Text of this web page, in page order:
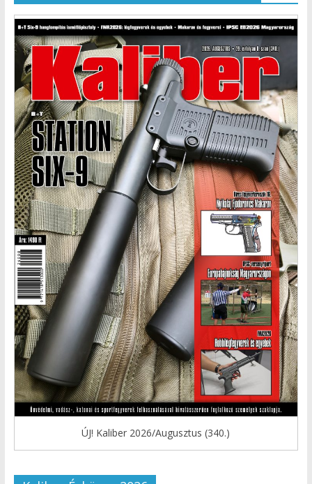
ÚJ! Kaliber 2026/Augusztus (340.)